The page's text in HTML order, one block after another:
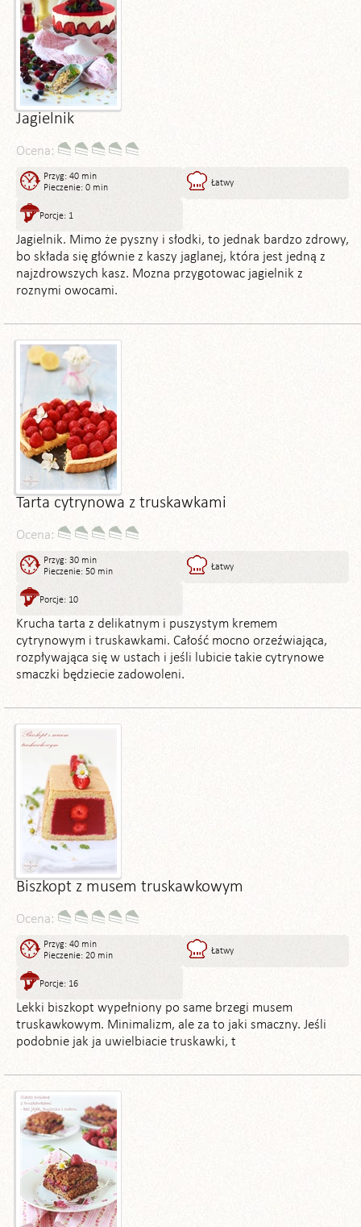
Jagielnik
Ocena:
Przyg: 40 min
Pieczenie: 0 min
Łatwy
Porcje: 1
Jagielnik. Mimo że pyszny i słodki, to jednak bardzo zdrowy,
bo składa się głównie z kaszy jaglanej, która jest jedną z
najzdrowszych kasz. Mozna przygotowac jagielnik z
roznymi owocami.
Tarta cytrynowa z truskawkami
Ocena:
Przyg: 30 min
Pieczenie: 50 min
Łatwy
Porcje: 10
Krucha tarta z delikatnym i puszystym kremem
cytrynowym i truskawkami. Całość mocno orzeźwiająca,
rozpływająca się w ustach i jeśli lubicie takie cytrynowe
smaczki będziecie zadowoleni.
Biszkopt z musem truskawkowym
Ocena:
Przyg: 40 min
Pieczenie: 20 min
Łatwy
Porcje: 16
Lekki biszkopt wypełniony po same brzegi musem
truskawkowym. Minimalizm, ale za to jaki smaczny. Jeśli
podobnie jak ja uwielbiacie truskawki, t